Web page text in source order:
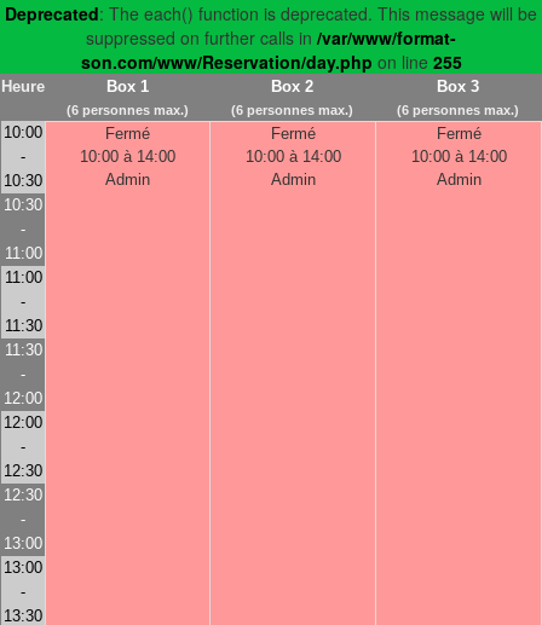
Deprecated: The each() function is deprecated. This message will be
suppressed on further calls in /var/www/format-
son.com/www/Reservation/day.php on line 255
Heure Box 1
(6 personnes max.)
Box 2
(6 personnes max.)
Box 3
(6 personnes max.)
10:00
-
10:30
Fermé
10:00 à 14:00
Admin
Fermé
10:00 à 14:00
Admin
Fermé
10:00 à 14:00
Admin
10:30
-
11:00
11:00
-
11:30
11:30
-
12:00
12:00
-
12:30
12:30
-
13:00
13:00
-
13:30